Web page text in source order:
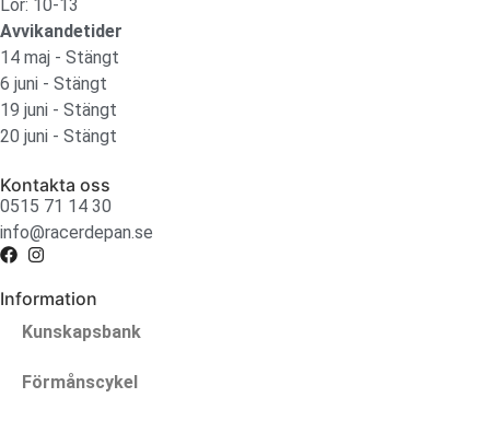
Lör: 10-13
Avvikandetider
14 maj - Stängt
6 juni - Stängt
19 juni - Stängt
20 juni - Stängt
Kontakta oss
0515 71 14 30
info@racerdepan.se
Information
Kunskapsbank
Förmånscykel